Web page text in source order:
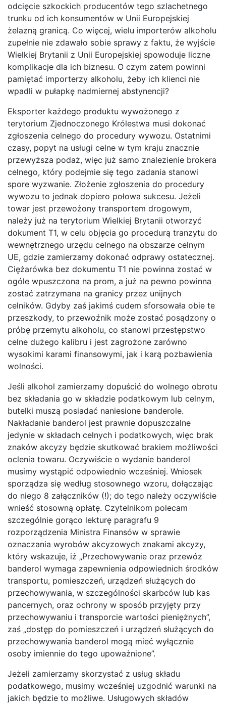
odcięcie szkockich producentów tego szlachetnego
trunku od ich konsumentów w Unii Europejskiej
żelazną granicą. Co więcej, wielu importerów alkoholu
zupełnie nie zdawało sobie sprawy z faktu, że wyjście
Wielkiej Brytanii z Unii Europejskiej spowoduje liczne
komplikacje dla ich biznesu. O czym zatem powinni
pamiętać importerzy alkoholu, żeby ich klienci nie
wpadli w pułapkę nadmiernej abstynencji?
Eksporter każdego produktu wywożonego z
terytorium Zjednoczonego Królestwa musi dokonać
zgłoszenia celnego do procedury wywozu. Ostatnimi
czasy, popyt na usługi celne w tym kraju znacznie
przewyższa podaż, więc już samo znalezienie brokera
celnego, który podejmie się tego zadania stanowi
spore wyzwanie. Złożenie zgłoszenia do procedury
wywozu to jednak dopiero połowa sukcesu. Jeżeli
towar jest przewożony transportem drogowym,
należy już na terytorium Wielkiej Brytanii otworzyć
dokument T1, w celu objęcia go procedurą tranzytu do
wewnętrznego urzędu celnego na obszarze celnym
UE, gdzie zamierzamy dokonać odprawy ostatecznej.
Ciężarówka bez dokumentu T1 nie powinna zostać w
ogóle wpuszczona na prom, a już na pewno powinna
zostać zatrzymana na granicy przez unijnych
celników. Gdyby zaś jakimś cudem sforsowała obie te
przeszkody, to przewoźnik może zostać posądzony o
próbę przemytu alkoholu, co stanowi przestępstwo
celne dużego kalibru i jest zagrożone zarówno
wysokimi karami finansowymi, jak i karą pozbawienia
wolności.
Jeśli alkohol zamierzamy dopuścić do wolnego obrotu
bez składania go w składzie podatkowym lub celnym,
butelki muszą posiadać naniesione banderole.
Nakładanie banderol jest prawnie dopuszczalne
jedynie w składach celnych i podatkowych, więc brak
znaków akcyzy będzie skutkować brakiem możliwości
oclenia towaru. Oczywiście o wydanie banderol
musimy wystąpić odpowiednio wcześniej. Wniosek
sporządza się według stosownego wzoru, dołączając
do niego 8 załączników (!); do tego należy oczywiście
wnieść stosowną opłatę. Czytelnikom polecam
szczególnie gorąco lekturę paragrafu 9
rozporządzenia Ministra Finansów w sprawie
oznaczania wyrobów akcyzowych znakami akcyzy,
który wskazuje, iż „Przechowywanie oraz przewóz
banderol wymaga zapewnienia odpowiednich środków
transportu, pomieszczeń, urządzeń służących do
przechowywania, w szczególności skarbców lub kas
pancernych, oraz ochrony w sposób przyjęty przy
przechowywaniu i transporcie wartości pieniężnych”,
zaś „dostęp do pomieszczeń i urządzeń służących do
przechowywania banderol mogą mieć wyłącznie
osoby imiennie do tego upoważnione”.
Jeżeli zamierzamy skorzystać z usług składu
podatkowego, musimy wcześniej uzgodnić warunki na
jakich będzie to możliwe. Usługowych składów